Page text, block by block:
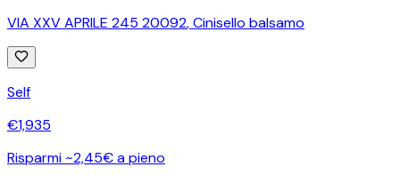
VIA XXV APRILE 245 20092,Cinisello balsamo
Self
€1,935
Risparmi ~2,45€ a pieno